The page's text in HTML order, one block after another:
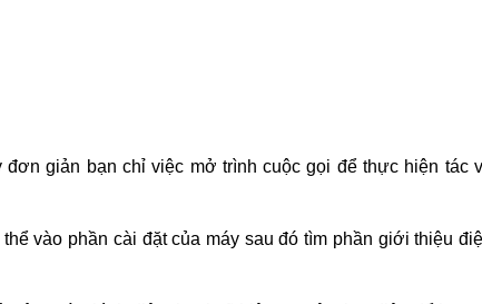
giản bạn chỉ việc mở trình cuộc gọi để thực hiện tác
vào phần cài đặt của máy sau đó tìm phần giới thiệu